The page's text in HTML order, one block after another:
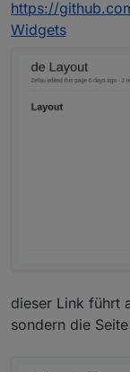
https://
Widgets
dieser Link führt
sondern die